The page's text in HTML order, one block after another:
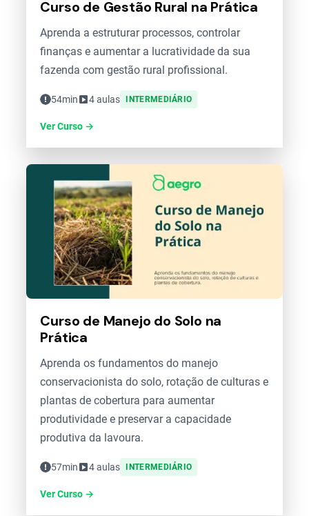
Curso de Gestão Rural na Prática
Aprenda a estruturar processos, controlar
finanças e aumentar a lucratividade da sua
fazenda com gestão rural profissional.
54min 4 aulas INTERMEDIÁRIO
Ver Curso →
Curso de Manejo do Solo na
Prática
Aprenda os fundamentos do manejo
conservacionista do solo, rotação de culturas e
plantas de cobertura para aumentar
produtividade e preservar a capacidade
produtiva da lavoura.
57min 4 aulas INTERMEDIÁRIO
Ver Curso →